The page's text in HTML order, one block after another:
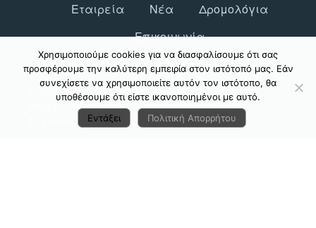
Εταιρεία Νέα
Δρομολόγια
Επικοινωνία
Online αγορά εισιτηρίων
© 2023 - 2026 ΚΤΕΛ Φθιώτιδος | Πολιτική
Απορρήτου
Σχεδιασμός & Ανάπτυξη:ΙΜΕ Πληροφορική
Χρησιμοποιούμε cookies για να διασφαλίσουμε ότι σας
προσφέρουμε την καλύτερη εμπειρία στον ιστότοπό μας. Εάν
συνεχίσετε να χρησιμοποιείτε αυτόν τον ιστότοπο, θα
υποθέσουμε ότι είστε ικανοποιημένοι με αυτό.
Εντάξει
Πολιτική Απορρήτου